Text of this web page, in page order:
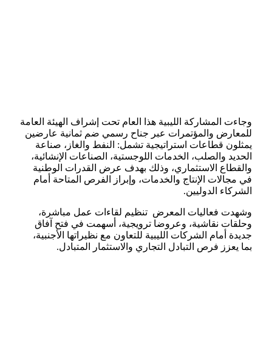
وجاءت المشاركة الليبية هذا العام تحت إشراف الهيئة العامة
للمعارض والمؤتمرات عبر جناح رسمي ضم ثمانية عارضين
يمثلون قطاعات استراتيجية تشمل: النفط والغاز، صناعة
الحديد والصلب، الخدمات اللوجستية، الصناعات الإنشائية،
والقطاع الاستثماري، وذلك بهدف عرض القدرات الوطنية
في مجالات الإنتاج والخدمات، وإبراز الفرص المتاحة أمام
الشركاء الدوليين.
وشهدت فعاليات المعرض تنظيم لقاءات عمل مباشرة،
وحلقات نقاشية، وعروضا ترويجية، أسهمت في فتح آفاق
جديدة أمام الشركات الليبية للتعاون مع نظيراتها الأجنبية،
بما يعزز فرص التبادل التجاري والاستثمار المتبادل.